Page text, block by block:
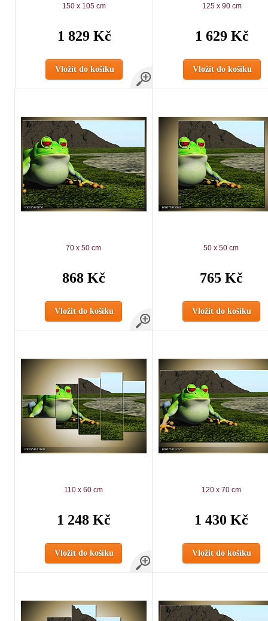
150 x 105 cm
1 829 Kč
Vložit do košíku
125 x 90 cm
1 629 Kč
Vložit do košíku
70 x 50 cm
868 Kč
Vložit do košíku
50 x 50 cm
765 Kč
Vložit do košíku
110 x 60 cm
1 248 Kč
Vložit do košíku
120 x 70 cm
1 430 Kč
Vložit do košíku